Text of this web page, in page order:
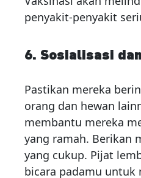
penyakit-penyakit
6. Sosialisasi
Pastikan mereka
orang dan hewan
membantu mereka
yang ramah. Berikan
yang cukup. Pijat
bicara padamu untuk